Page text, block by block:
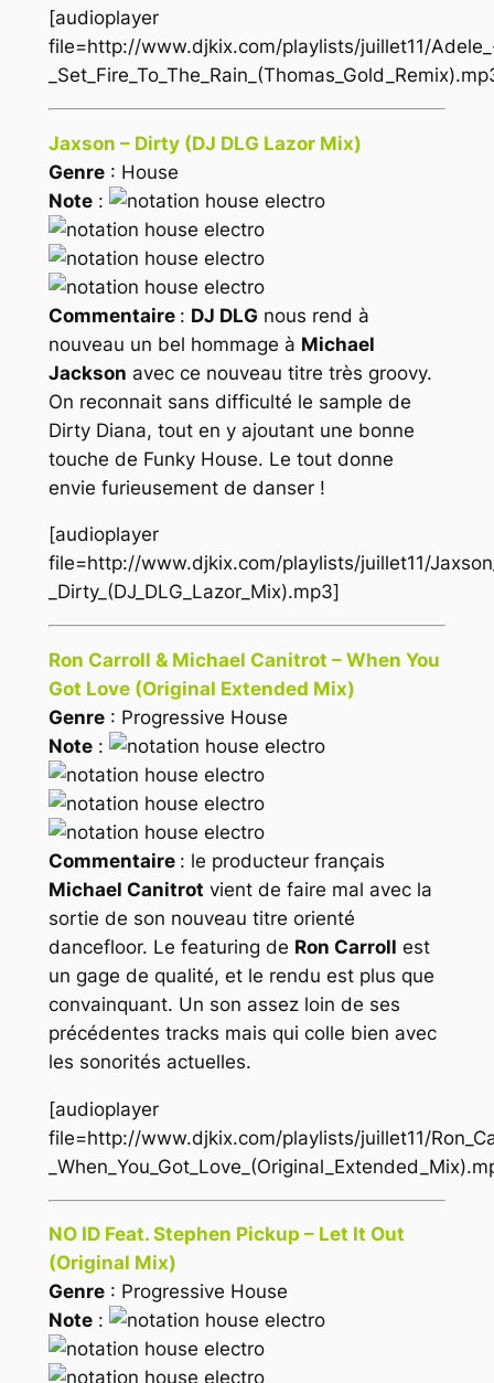
[audioplayer
file=http://www.djkix.com/playlists/juillet11/
Jaxson – Dirty (DJ DLG Lazor Mix)
Genre: House
Note:
Commentaire : DJ DLG nous rend à
nouveau un bel hommage à Michael
Jackson avec ce nouveau titre très groovy.
On reconnait sans difficulté le sample de
Dirty Diana, tout en y ajoutant une bonne
touche de Funky House. Le tout donne
envie furieusement de danser !
[audioplayer
file=http://www.djkix.com/playlists/juillet11/
_Dirty_(DJ_DLG_Lazor_Mix).mp3]
Ron Carroll & Michael Canitrot – When You
Got Love (Original Extended Mix)
Genre: Progressive House
Note:
Commentaire : le producteur français
Michael Canitrot vient de faire mal avec la
sortie de son nouveau titre orienté
dancefloor. Le featuring de Ron Carroll est
un gage de qualité, et le rendu est plus que
convainquant. Un son assez loin de ses
précédentes tracks mais qui colle bien avec
les sonorités actuelles.
[audioplayer
file=http://www.djkix.com/playlists/juillet11/
NO ID Feat. Stephen Pickup – Let It Out
(Original Mix)
Genre: Progressive House
Note: